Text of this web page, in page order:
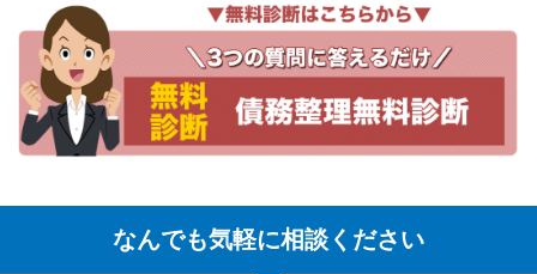
なんでも気軽に相談ください